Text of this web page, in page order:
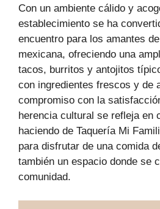
Con un ambiente cálido y
establecimiento se ha
encuentro para los amantes
mexicana, ofreciendo una
tacos, burritos y antojitos
con ingredientes frescos y de
compromiso con la
herencia cultural se refleja en
haciendo de Taquería Mi
para disfrutar de una comida
también un espacio donde se
comunidad.